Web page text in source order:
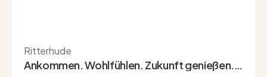
Ritterhude
Ankommen. Wohlfühlen. Zukunft genießen. –